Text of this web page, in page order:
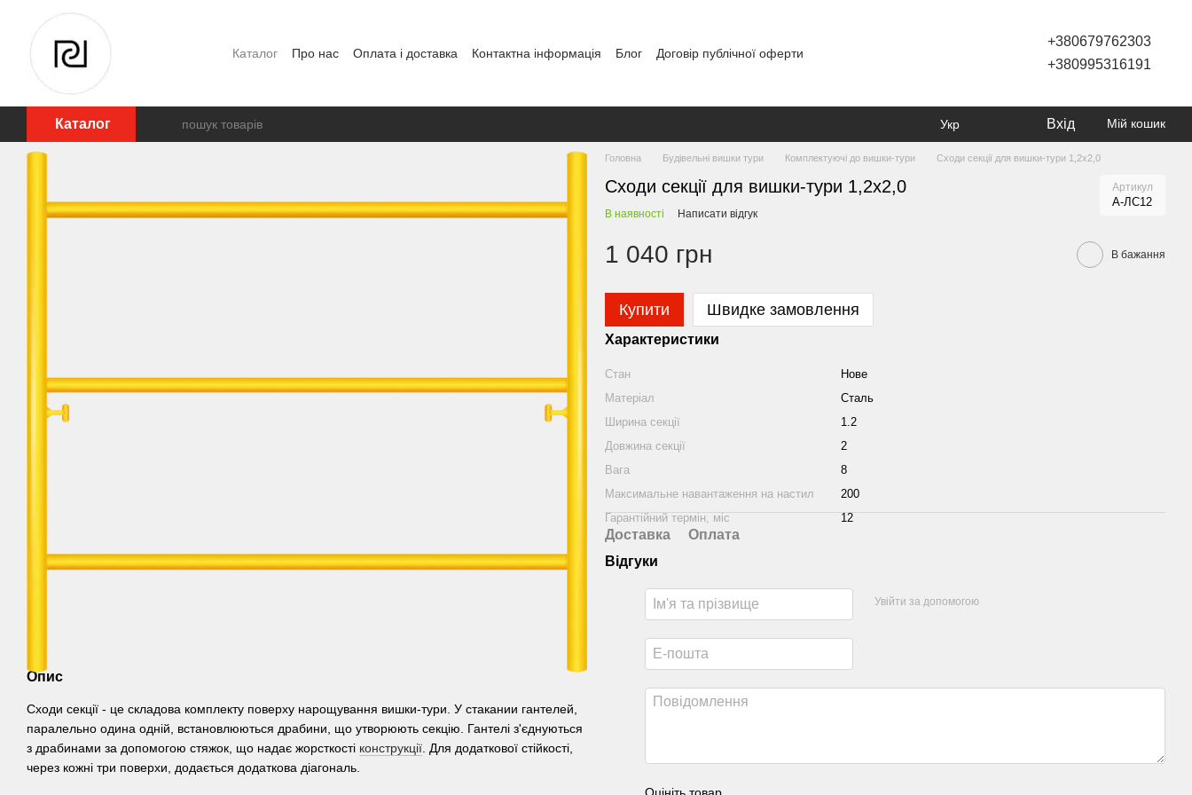
Перейти до основного контенту
Каталог Про нас Оплата і доставка Контактна інформація Блог
Договір публічної оферти
+380679762303
+380995316191
Каталог Укр Вхід Мій кошик
Опис
Сходи секції - це складова комплекту поверху нарощування вишки-тури. У стакании гантелей,
паралельно одина одній, встановлюються драбини, що утворюють секцію. Гантелі з'єднуються
з драбинами за допомогою стяжок, що надає жорсткості конструкції. Для додаткової стійкості,
через кожні три поверхи, додається додаткова діагональ.
Головна Будівельні вишки тури Комплектуючі до вишки-тури Сходи секції для вишки-тури 1,2х2,0
Сходи секції для вишки-тури 1,2х2,0 Артикул
А-ЛС12
В наявності Написати відгук
1 040 грн В бажання
Купити Швидке замовлення
Характеристики
Стан
Нове
Матеріал
Сталь
Ширина секції
1.2
Довжина секції
2
Вага
8
Максимальне навантаження на настил
200
Гарантійний термін, міс
12
Доставка
Оплата
Відгуки
Увійти за допомогою